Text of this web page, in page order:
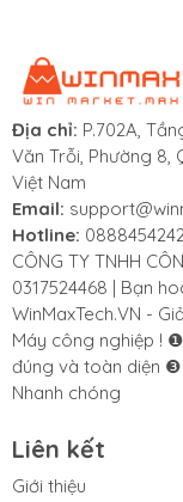
khiển CNC
Tỷ suất giá
nhanh
Video
Địa chỉ: P.702A,
Văn Trỗi, Phường 8,
Việt Nam
Email:
Hotline:
CÔNG TY TNHH
0317524468 | Bạn
WinMaxTech.VN -
Máy công nghiệp !
đúng và toàn diện
Nhanh chóng
Liên kết
Giới thiệu